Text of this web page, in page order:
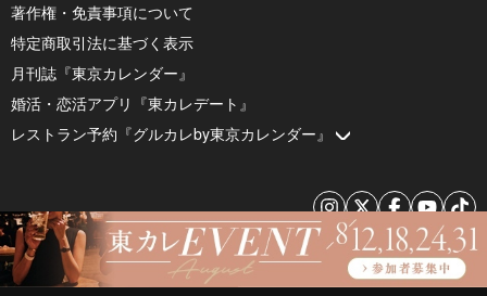
著作権・免責事項について
特定商取引法に基づく表示
月刊誌『東京カレンダー』
婚活・恋活アプリ『東カレデート』
レストラン予約『グルカレby東京カレンダー』
© 2026 by Tokyo Calendar, Inc.